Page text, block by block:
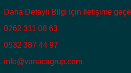
Daha Detaylı Bilgi için İletişime
0262 311 08 63
0532 387 44 97
info@vanacagrup.com